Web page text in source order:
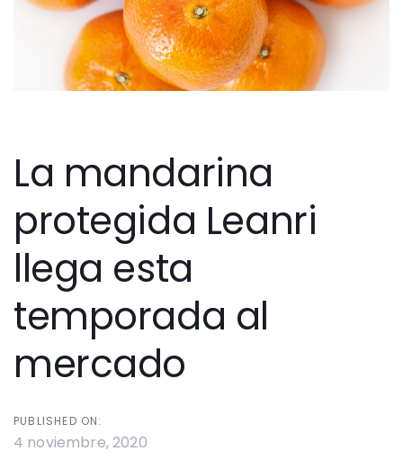
La mandarina
protegida Leanri
llega esta
temporada al
mercado
PUBLISHED ON:
4 noviembre, 2020
navigation